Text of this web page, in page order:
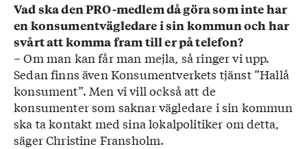
Vad ska den PRO-medlem då göra som inte har
en konsumentvägledare i sin kommun och har
svårt att komma fram till er på telefon?
– Om man kan får man mejla, så ringer vi upp.
Sedan finns även Konsumentverkets tjänst ”Hallå
konsument”. Men vi vill också att de
konsumenter som saknar vägledare i sin kommun
ska ta kontakt med sina lokalpolitiker om detta,
säger Christine Fransholm.